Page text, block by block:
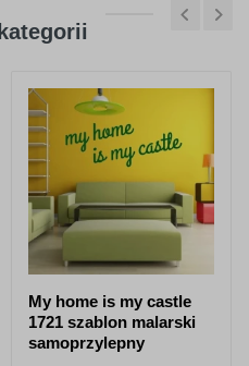
My home is my castle
1721 szablon malarski
samoprzylepny